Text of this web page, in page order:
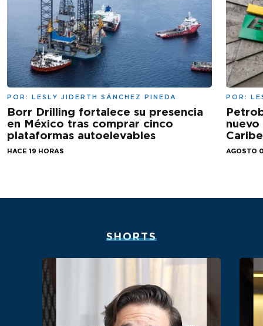
POR: LESLY JIDERTH SÁNCHEZ PINEDA
Borr Drilling fortalece su presencia
en México tras comprar cinco
plataformas autoelevables
HACE 19 HORAS
POR:
AGOSTO
SHORTS